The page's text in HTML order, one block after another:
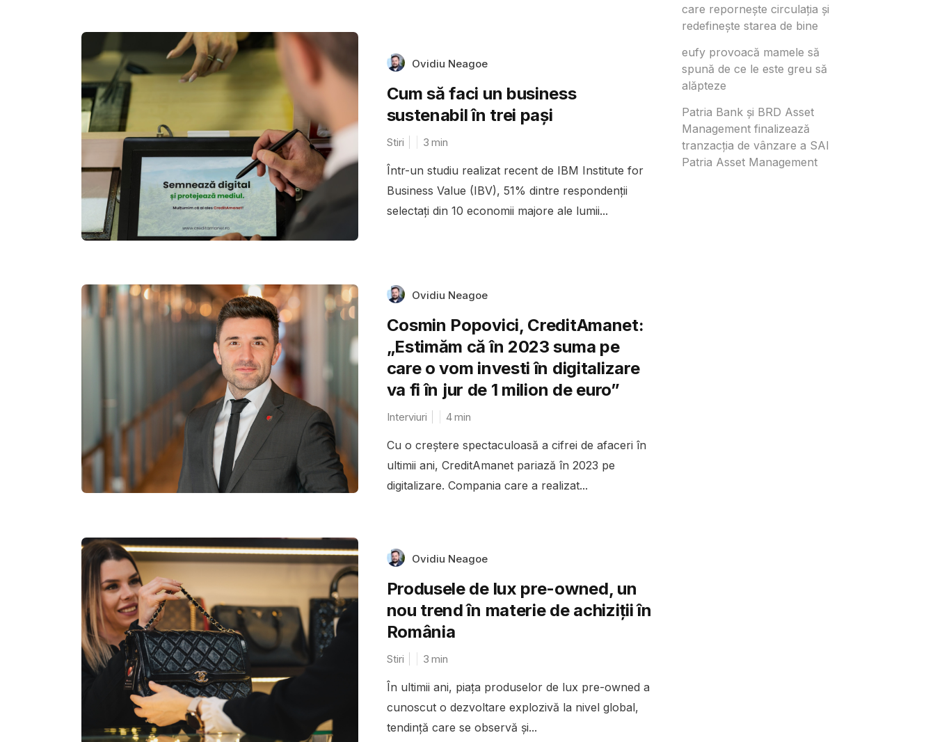
Ovidiu Neagoe
Cum să faci un business
sustenabil în trei pași
Stiri 3 min
Într-un studiu realizat recent de IBM Institute for
Business Value (IBV), 51% dintre respondenții
selectați din 10 economii majore ale lumii...
Ovidiu Neagoe
Cosmin Popovici, CreditAmanet:
„Estimăm că în 2023 suma pe
care o vom investi în digitalizare
va fi în jur de 1 milion de euro”
Interviuri 4min
Cu o creștere spectaculoasă a cifrei de afaceri în
ultimii ani, CreditAmanet pariază în 2023 pe
digitalizare. Compania care a realizat...
Ovidiu Neagoe
Produsele de lux pre-owned, un
nou trend în materie de achiziții în
România
Stiri 3 min
În ultimii ani, piața produselor de lux pre-owned a
cunoscut o dezvoltare explozivă la nivel global,
tendință care se observă și...
care repornește circulația și
redefinește starea de bine
eufy provoacă mamele să
spună de ce le este greu să
alăpteze
Patria Bank și BRD Asset
Management finalizează
tranzacția de vânzare a SAI
Patria Asset Management